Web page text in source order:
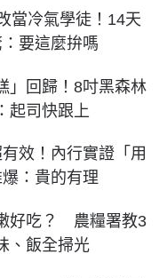
當冷氣學徒！14天
要這麼拚嗎
」回歸！8吋黑森林
司快跟上
效！內行實證「用
：貴的有理
好吃？ 農糧署教3
、飯全掃光